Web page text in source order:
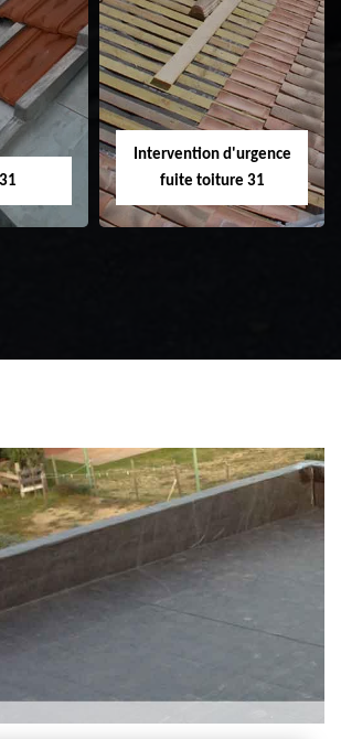
Réparation de
toiture 31
Intervention d'urgence
fuite toiture 31